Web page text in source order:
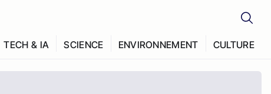
TECH & IA SCIENCE ENVIRONNEMENT CULTURE